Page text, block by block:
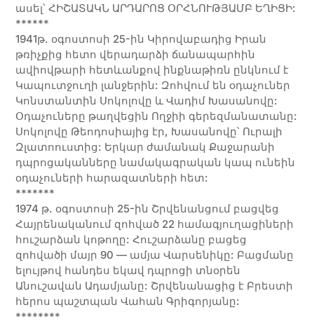
ասել՝ ՀԻՇԱՏԱԿՆ ԱՐԴԱՐՈՑ ՕՐՀՆՈՒԹՅԱՄԲ ԵՂԻՑԻ:
******
1941թ. օգոստոսի 25-ին Կիրովաբադից Իրան
թռիչքից հետո վերադարձի ճանապարհին
ավիովթարի հետևանքով ինքնաթիռն ընկնում է
Կապուտջուղի լանջերին: Զոհվում են օդաչուներ
Կոնստանտին Սոկոլովը և Վադիմ Խասանովը:
Օդաչուները թաղվեցին Ողջիի գերեզմանատանը:
Սոկոլովը Թեոդոսիայից էր, Խասանովը՝ Ուրալի
Զլատոուստից: Երկար ժամանակ Քաջարանի
դպրոցականները նամակագրական կապ ունեին
օդաչուների հարազատների հետ:
*******
1974 թ. օգոստոսի 25-ին Շրվենանցում բացվեց
Հայրենականում զոհված 22 համագյուղացիների
հուշարձան կոթողը: Հուշարձանը բացեց
զոհվածի մայր 90 — ամյա Վարսենիկը: Բացմանը
ելույթով հանդես եկավ դպրոցի տնօրեն
Անուշավան Ադամյանը: Շրվենանացից է Բրեստի
հերոս պաշտպան Վահան Գրիգորյանը:
********